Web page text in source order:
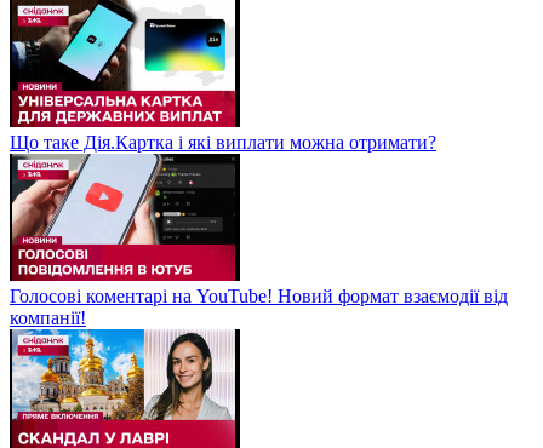
Що таке Дія.Картка і які виплати можна отримати?
Голосові коментарі на YouTube! Новий формат взаємодії від
компанії!